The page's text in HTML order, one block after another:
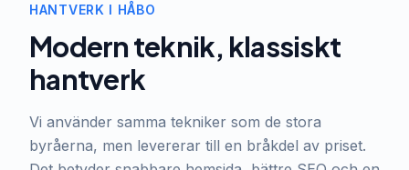
HANTVERK I HÅBO
Modern teknik, klassiskt
hantverk
Vi använder samma tekniker som de stora
byråerna, men levererar till en bråkdel av priset.